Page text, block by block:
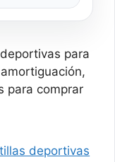
para
para comprar
deportivas